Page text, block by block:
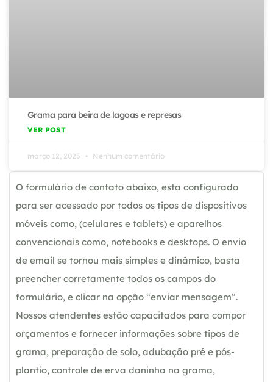
Grama para beira de lagoas e represas
VER POST
março 12, 2025 Nenhum comentário
O formulário de contato abaixo, esta configurado
para ser acessado por todos os tipos de dispositivos
móveis como, (celulares e tablets) e aparelhos
convencionais como, notebooks e desktops. O envio
de email se tornou mais simples e dinâmico, basta
preencher corretamente todos os campos do
formulário, e clicar na opção “enviar mensagem”.
Nossos atendentes estão capacitados para compor
orçamentos e fornecer informações sobre tipos de
grama, preparação de solo, adubação pré e pós-
plantio, controle de erva daninha na grama,